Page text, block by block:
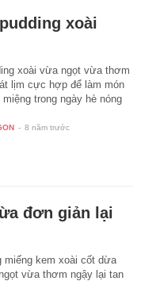
xoài
xoài vừa ngọt vừa thơm
lịm cực hợp để làm món
miệng trong ngày hè nóng
- 8 năm trước
đơn giản lại
miếng kem xoài cốt dừa
vừa thơm ngậy lại tan